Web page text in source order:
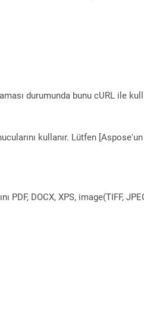
durumunda bunu cURL ile
kullanır. Lütfen
DOCX, XPS, image(TIFF,